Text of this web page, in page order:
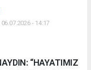
- 14:17
“HAYATIMIZ